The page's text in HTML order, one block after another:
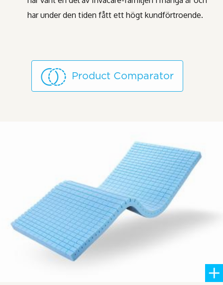
har under den tiden fått ett högt kundförtroende.
Product Comparator